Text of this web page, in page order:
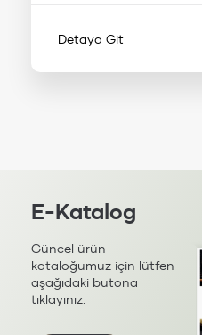
Detaya Git
E-Katalog
Güncel ürün
kataloğumuz için lütfen
aşağıdaki butona
tıklayınız.